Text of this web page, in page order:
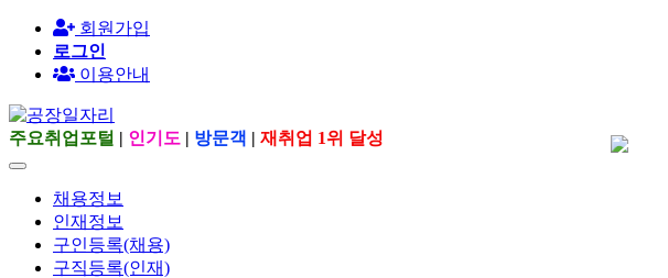
회원가입
로그인
이용안내
주요취업포털 | 인기도 | 방문객 | 재취업 1위 달성
채용정보
인재정보
구인등록(채용)
구직등록(인재)